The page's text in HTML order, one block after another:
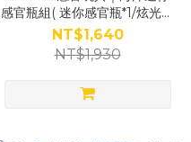
感官瓶組( 迷你感官瓶*1/炫光小
冰塊*10/感官繽紛組*1 )
NT$1,640
NT$1,930